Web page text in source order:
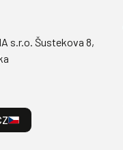
s.r.o. Šustekova 8,